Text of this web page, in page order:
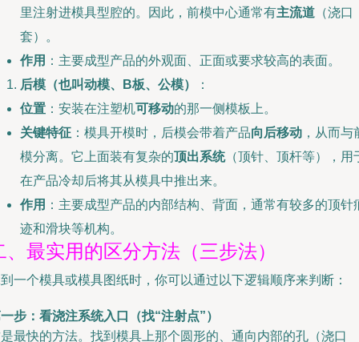
里注射进模具型腔的。因此，前模中心通常有主流道 （浇口
套）。
作用 ：主要成型产品的外观面、正面或要求较高的表面。
后模（也叫动模、B板、公模）
：
位置 ：安装在注塑机可移动的那一侧模板上。
关键特征 ：模具开模时，后模会带着产品向后移动 ，从而与
模分离。它上面装有复杂的顶出系统（顶针、顶杆等），用
在产品冷却后将其从模具中推出来。
作用 ：主要成型产品的内部结构、背面，通常有较多的顶针
迹和滑块等机构。
、最实用的区分方法（三步法）
一个模具或模具图纸时，你可以通过以下逻辑顺序来判断：
步：看浇注系统入口（找“注射点”）
最快的方法。找到模具上那个圆形的、通向内部的孔（浇口